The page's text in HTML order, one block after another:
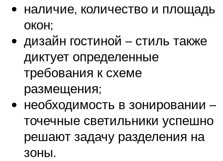
наличие, количество и площадь
окон;
дизайн гостиной – стиль также
диктует определенные
требования к схеме
размещения;
необходимость в зонировании –
точечные светильники успешно
решают задачу разделения на
зоны.